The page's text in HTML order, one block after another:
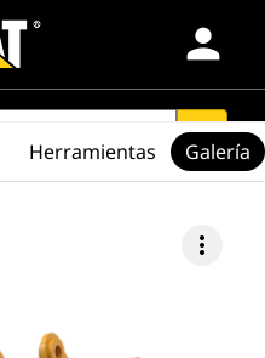
person
search
more_vert
Herramientas Galería